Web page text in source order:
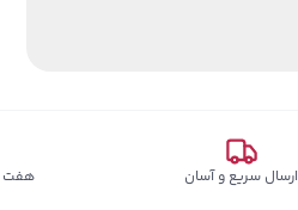
ارسال سریع و آسان هفت